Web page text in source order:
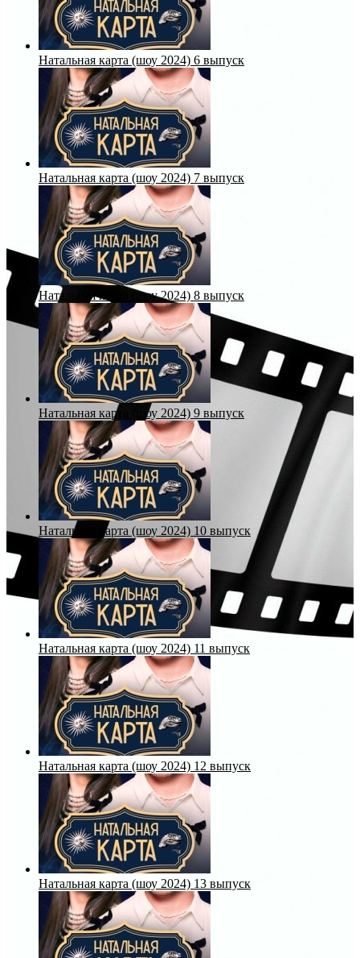
Натальная карта (шоу 2024) 6 выпуск
Натальная карта (шоу 2024) 7 выпуск
Натальная карта (шоу 2024) 8 выпуск
Натальная карта (шоу 2024) 9 выпуск
Натальная карта (шоу 2024) 10 выпуск
Натальная карта (шоу 2024) 11 выпуск
Натальная карта (шоу 2024) 12 выпуск
Натальная карта (шоу 2024) 13 выпуск